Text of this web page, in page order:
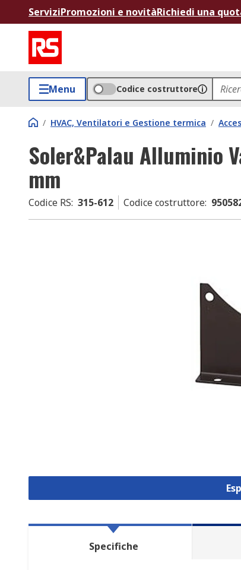
ServiziPromozioni e novitàRichiedi una
Menu Codice costruttore
/ HVAC, Ventilatori e Gestione termica /
Soler&Palau Alluminio
mm
Codice RS: 315-612 Codice costruttore:
Specifiche